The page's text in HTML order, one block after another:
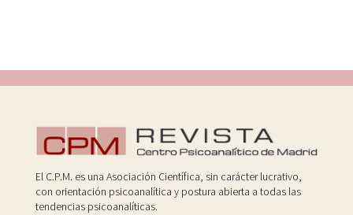
El C.P.M. es una Asociación Científica, sin carácter lucrativo,
con orientación psicoanalítica y postura abierta a todas las
tendencias psicoanalíticas.